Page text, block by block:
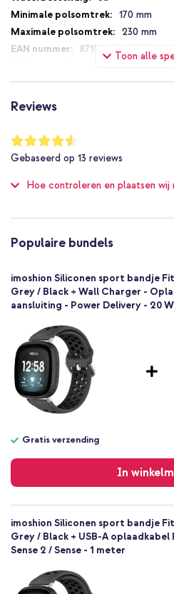
De band is water- en
Geeft jouw smartwatch een
Inclusief 1 jaar garantie
Ben jij op zoek naar een
Toon alle
170 mm
230 mm
8719295480733
1 Pc
One
Gespsluiting
Reviews
Waardering:
91
%
of
Gebaseerd op 13 reviews
Hoe controleren en plaatsen wij
Populaire bundels
imoshion Siliconen sport bandje
Grey / Black + Wall Charger -
aansluiting - Power Delivery - 20
Gratis verzending
In
verzending
imoshion Siliconen sport bandje
Grey / Black + USB-A
Sense 2 / Sense - 1 meter